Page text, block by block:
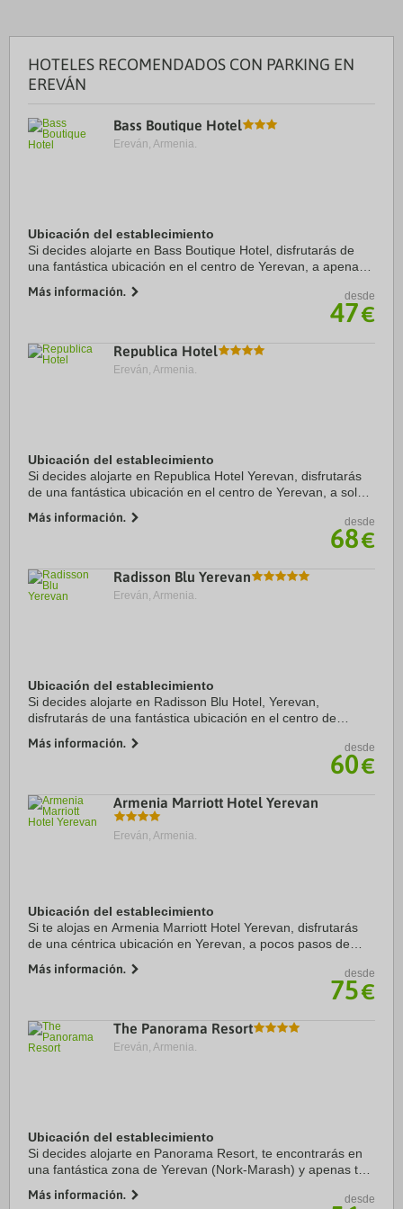
HOTELES RECOMENDADOS CON PARKING EN
EREVÁN
Bass Boutique Hotel
Ereván, Armenia.
Ubicación del establecimiento
Si decides alojarte en Bass Boutique Hotel, disfrutarás de
una fantástica ubicación en el centro de Yerevan, a apenas
Park Yerevan. Además, este ...
Más información. desde
47€
Republica Hotel
Ereván, Armenia.
Ubicación del establecimiento
Si decides alojarte en Republica Hotel Yerevan, disfrutarás
de una fantástica ubicación en el centro de Yerevan, a solo 4
Cantante. Además, este hotel se ...
Más información. desde
68€
Radisson Blu Yerevan
Ereván, Armenia.
Ubicación del establecimiento
Si decides alojarte en Radisson Blu Hotel, Yerevan,
disfrutarás de una fantástica ubicación en el centro de
República y Parque de la Victoria. ...
Más información. desde
60€
Armenia Marriott Hotel Yerevan
Ereván, Armenia.
Ubicación del establecimiento
Si te alojas en Armenia Marriott Hotel Yerevan, disfrutarás
de una céntrica ubicación en Yerevan, a pocos pasos de
Cantante. Además, este hotel de ...
Más información. desde
75€
The Panorama Resort
Ereván, Armenia.
Ubicación del establecimiento
Si decides alojarte en Panorama Resort, te encontrarás en
una fantástica zona de Yerevan (Nork-Marash) y apenas te
Torre de la Televisión de ...
Más información. desde